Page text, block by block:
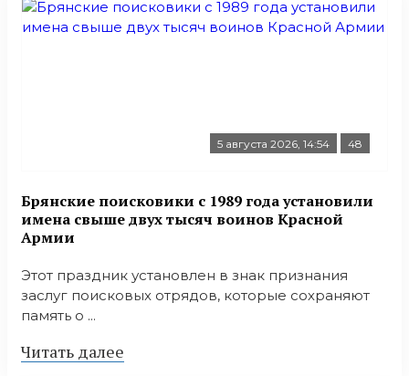
5 августа 2026, 14:54 48
Брянские поисковики с 1989 года установили
имена свыше двух тысяч воинов Красной
Армии
Этот праздник установлен в знак признания
заслуг поисковых отрядов, которые сохраняют
память о ...
Читать далее